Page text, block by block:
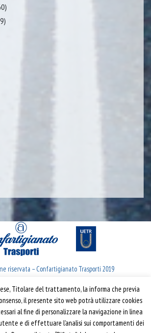
riservata – Confartigianato Trasporti 2019
Confartigianato Trasporti
in Laterano, 152 | 00184 Roma
T: 06 70374.275
Titolare del trattamento, la informa che previa
il presente sito web potrà utilizzare cookies
al fine di personalizzare la navigazione in linea
e di effettuare l’analisi sui comportamenti dei